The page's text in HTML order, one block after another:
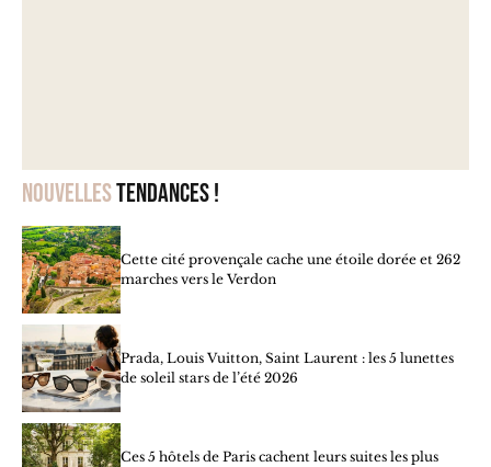
Nouvellestendances !
Cette cité provençale cache une étoile dorée et 262
marches vers le Verdon
Prada, Louis Vuitton, Saint Laurent : les 5 lunettes
de soleil stars de l’été 2026
Ces 5 hôtels de Paris cachent leurs suites les plus